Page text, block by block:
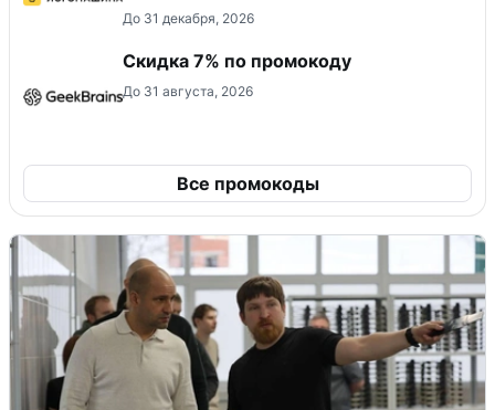
До 31 декабря, 2026
Скидка 7% по промокоду
До 31 августа, 2026
Все промокоды